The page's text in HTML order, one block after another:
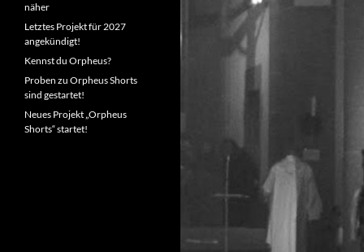
näher
Letztes Projekt für 2027
angekündigt!
Kennst du Orpheus?
Proben zu Orpheus Shorts
sind gestartet!
Neues Projekt „Orpheus
Shorts“ startet!